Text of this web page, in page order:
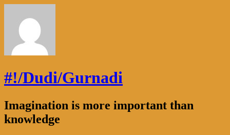
#!/Dudi/Gurnadi
Imagination is more important than
knowledge